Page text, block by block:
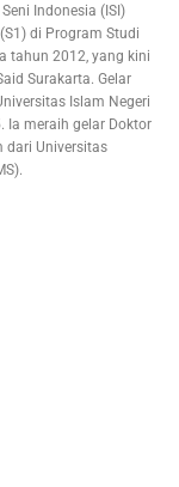
Indonesia (ISI)
di Program Studi
tahun 2012, yang kini
Surakarta. Gelar
Islam Negeri
Ia meraih gelar Doktor
dari Universitas